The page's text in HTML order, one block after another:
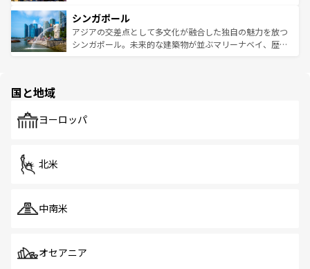
参照してほしい。
激する。気候は一年中温暖で、どの季節にも異なる楽しみ
が待っている。親しみやすいタイの人々、仏教を中心とし
た文化、そして多様な観光資源が、訪れる旅人を魅了し続
み、どこを訪れても感動するはず。観光スポットが密集し
ており、効率よく見どころを回れるのも魅力。息をのむよ
うな絶景から文化的な体験まで、香港を存分に楽しみ尽く
シンガポール
アジアの交差点として多文化が融合した独自の魅力を放つ
シンガポール。未来的な建築物が並ぶマリーナベイ、歴史
で、ホーカーズは地元の風情を楽しめる外せないスポット
国と地域
ヨーロッパ
北米
中南米
オセアニア